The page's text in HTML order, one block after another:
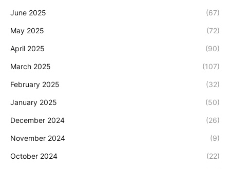
June 2025 (67)
May 2025 (72)
April 2025 (90)
March 2025 (107)
February 2025 (32)
January 2025 (50)
December 2024 (26)
November 2024 (9)
October 2024 (22)